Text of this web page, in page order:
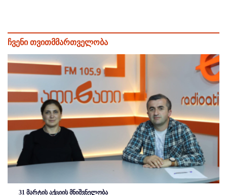
ჩვენი თვითმმართველობა
31 მარტის აქციის მნიშვნელობა